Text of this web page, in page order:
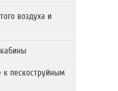
воздуха и
пескоструйным